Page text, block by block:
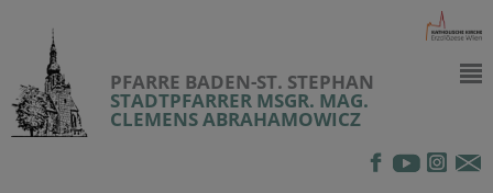
PFARRE BADEN-ST. STEPHAN
STADTPFARRER MSGR. MAG.
CLEMENS ABRAHAMOWICZ